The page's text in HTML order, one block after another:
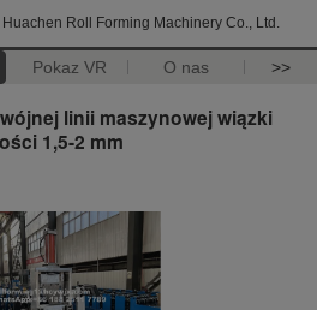
Roll Forming Machinery Co., Ltd.
Pokaz VR O nas >>
linii maszynowej wiązki
1,5-2 mm